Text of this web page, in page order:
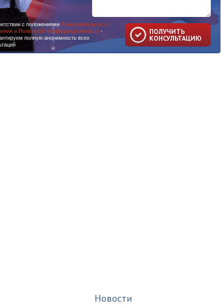
с положениями Пользовательского
и Политикой Конфиденциальности -
полную анонимность всех
ПОЛУЧИТЬ
КОНСУЛЬТАЦИЮ
Новости